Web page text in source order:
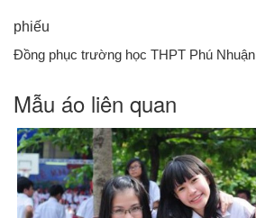
phiếu
Đồng phục trường học THPT Phú Nhuận
Mẫu áo liên quan